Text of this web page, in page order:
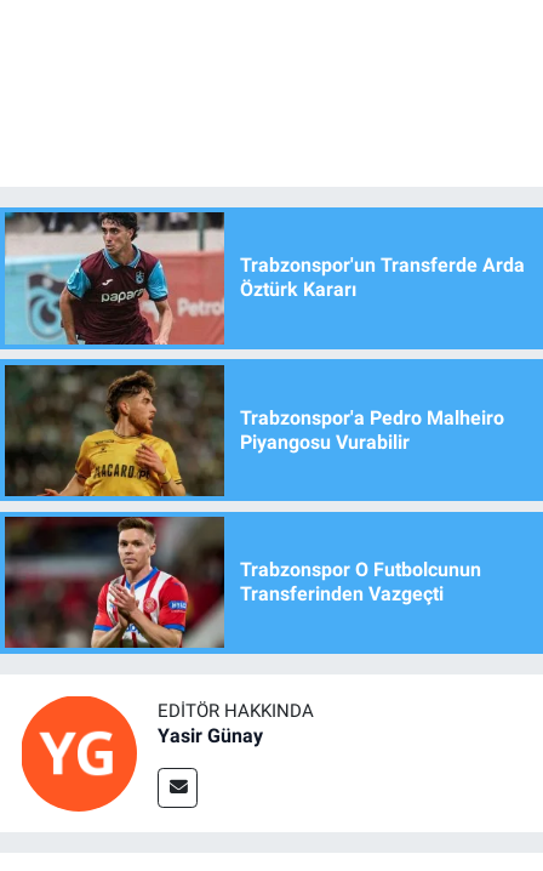
Trabzonspor'un Transferde Arda
Öztürk Kararı
Trabzonspor'a Pedro Malheiro
Piyangosu Vurabilir
Trabzonspor O Futbolcunun
Transferinden Vazgeçti
EDITÖR HAKKINDA
Yasir Günay